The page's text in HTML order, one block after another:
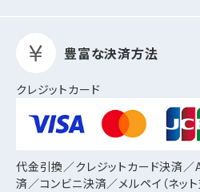
豊富な決済方法
クレジットカード
代金引換／クレジットカード決済
済／コンビニ決済／メルペイ（ネッ